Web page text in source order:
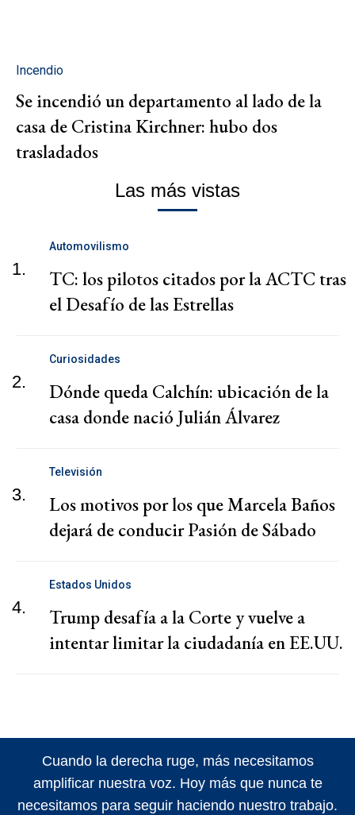
Incendio
Se incendió un departamento al lado de la
casa de Cristina Kirchner: hubo dos
trasladados
Las más vistas
1.
Automovilismo
TC: los pilotos citados por la ACTC tras
el Desafío de las Estrellas
2.
Curiosidades
Dónde queda Calchín: ubicación de la
casa donde nació Julián Álvarez
3.
Televisión
Los motivos por los que Marcela Baños
dejará de conducir Pasión de Sábado
4.
Estados Unidos
Trump desafía a la Corte y vuelve a
intentar limitar la ciudadanía en EE.UU.
Cuando la derecha ruge, más necesitamos
amplificar nuestra voz. Hoy más que nunca te
necesitamos para seguir haciendo nuestro trabajo.